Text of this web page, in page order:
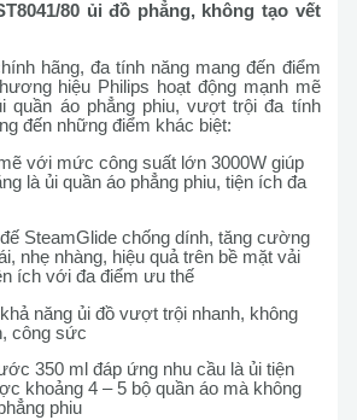
80 ủi đồ phẳng, không tạo vết
hãng, đa tính năng mang đến điểm
hiệu Philips hoạt động mạnh mẽ
quần áo phẳng phiu, vượt trội đa tính
đến những điểm khác biệt:
với mức công suất lớn 3000W giúp
là ủi quần áo phẳng phiu, tiện ích đa
SteamGlide chống dính, tăng cường
nhẹ nhàng, hiệu quả trên bề mặt vải
ích với đa điểm ưu thế
năng ủi đồ vượt trội nhanh, không
công sức
350 ml đáp ứng nhu cầu là ủi tiện
khoảng 4 – 5 bộ quần áo mà không
phiu